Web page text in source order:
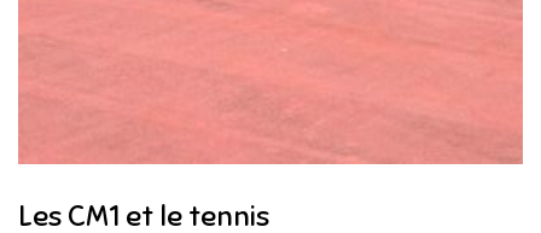
Les CM1 et le tennis